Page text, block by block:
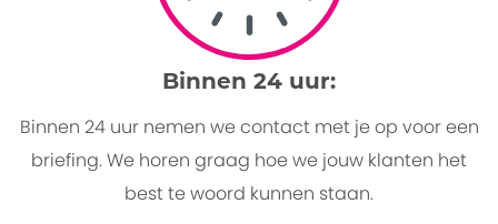
Binnen 24 uur:
Binnen 24 uur nemen we contact met je op voor een
briefing. We horen graag hoe we jouw klanten het
best te woord kunnen staan.